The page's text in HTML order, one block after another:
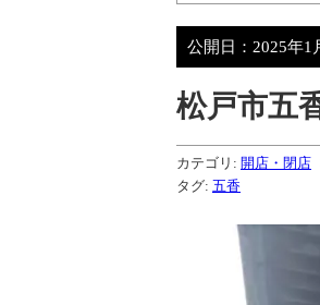
公開日： 2025年1
松戸市五
カテゴリ: 開店・閉店
タグ: 五香